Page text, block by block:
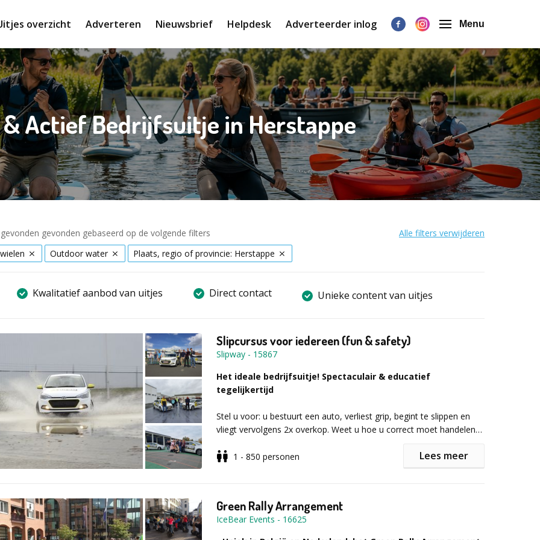
overzicht Adverteren Nieuwsbrief Helpdesk Adverteerder inlog Menu
Actief Bedrijfsuitje in Herstappe
gevonden gebaseerd op de volgende filters
Alle filters verwijderen
Outdoor water Plaats, regio of provincie: Herstappe
Kwalitatief aanbod van uitjes Direct contact Unieke content van uitjes
Slipcursus voor iedereen (fun & safety)
Slipway - 15867
Het ideale bedrijfsuitje! Spectaculair & educatief
tegelijkertijd
Stel u voor: u bestuurt een auto, verliest grip, begint te slippen en
vliegt vervolgens 2x overkop. Weet u hoe u correct moet handelen
ervaren slippiloot!
professionele instructeurs staan voor u klaar. Na een kort deeltje
theorie is het aan u! Neem plaats achter het stuur in onze slipauto
en beleef een onvergetelijke maar ook zeer leerzame dag.
1 - 850 personen Lees meer
Green Rally Arrangement
IceBear Events - 16625